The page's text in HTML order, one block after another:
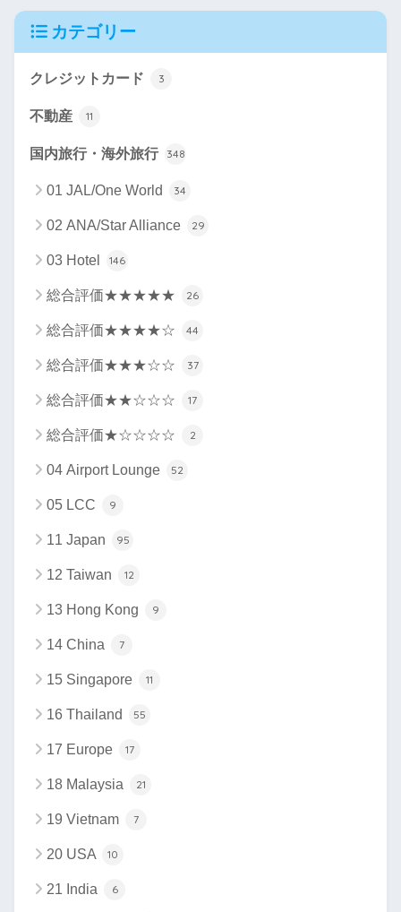
カテゴリー
クレジットカード 3
不動産 11
国内旅行・海外旅行 348
01 JAL/One World 34
02 ANA/Star Alliance 29
03 Hotel 146
総合評価★★★★★ 26
総合評価★★★★☆ 44
総合評価★★★☆☆ 37
総合評価★★☆☆☆ 17
総合評価★☆☆☆☆ 2
04 Airport Lounge 52
05 LCC 9
11 Japan 95
12 Taiwan 12
13 Hong Kong 9
14 China 7
15 Singapore 11
16 Thailand 55
17 Europe 17
18 Malaysia 21
19 Vietnam 7
20 USA 10
21 India 6